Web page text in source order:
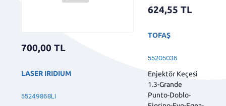
700,00 TL
LASER IRIDIUM
55249868LI
624,55 TL
TOFAŞ
55205036
Enjektör Keçesi
1.3-Grande
Punto-Doblo-